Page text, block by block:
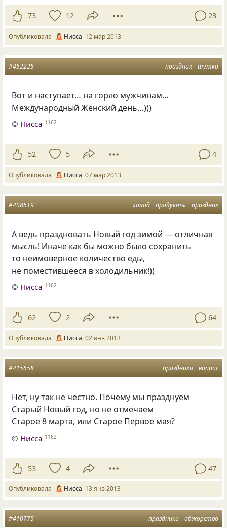
73 12 23
Опубликовала Нисса 12 мар 2013
праздник шутка
#452225
Вот и наступает… на горло мужчинам…
Международный Женский день…)))
© Нисса 1162
52 5 4
Опубликовала Нисса 07 мар 2013
холод продукты праздник
#408519
А ведь праздновать Новый год зимой — отличная
мысль! Иначе как бы можно было сохранить
то неимоверное количество еды,
не поместившееся в холодильник!))
© Нисса 1162
62 2 64
Опубликовала Нисса 02 янв 2013
праздники вопрос
#415558
Нет, ну так не честно. Почему мы празднуем
Старый Новый год, но не отмечаем
Старое 8 марта, или Старое Первое мая?
© Нисса 1162
53 4 47
Опубликовала Нисса 13 янв 2013
праздники обжорство
#410775